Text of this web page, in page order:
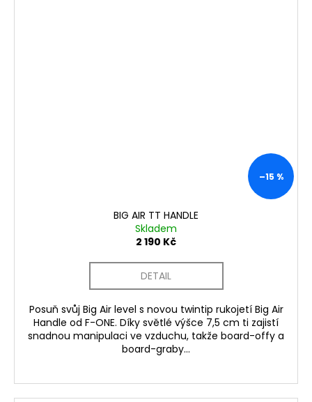
–15 %
BIG AIR TT HANDLE
Skladem
2 190 Kč
DETAIL
Posuň svůj Big Air level s novou twintip rukojetí Big Air
Handle od F-ONE. Díky světlé výšce 7,5 cm ti zajistí
snadnou manipulaci ve vzduchu, takže board-offy a
board-graby...